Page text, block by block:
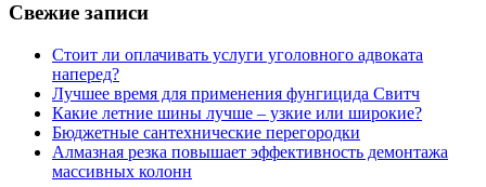
Свежие записи
Стоит ли оплачивать услуги уголовного адвоката
наперед?
Лучшее время для применения фунгицида Свитч
Какие летние шины лучше – узкие или широкие?
Бюджетные сантехнические перегородки
Алмазная резка повышает эффективность демонтажа
массивных колонн